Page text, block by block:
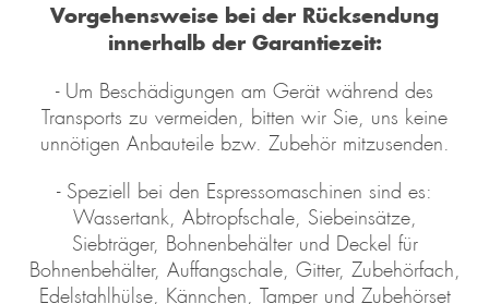
Vorgehensweise bei der Rücksendung
innerhalb der Garantiezeit:
- Um Beschädigungen am Gerät während des
Transports zu vermeiden, bitten wir Sie, uns keine
unnötigen Anbauteile bzw. Zubehör mitzusenden.
- Speziell bei den Espressomaschinen sind es:
Wassertank, Abtropfschale, Siebeinsätze,
Siebträger, Bohnenbehälter und Deckel für
Bohnenbehälter, Auffangschale, Gitter, Zubehörfach,
Edelstahlhülse, Kännchen, Tamper und Zubehörset